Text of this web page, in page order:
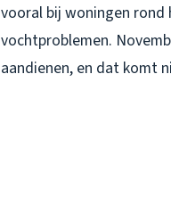
vooral bij woningen rond
vochtproblemen.
aandienen, en dat komt